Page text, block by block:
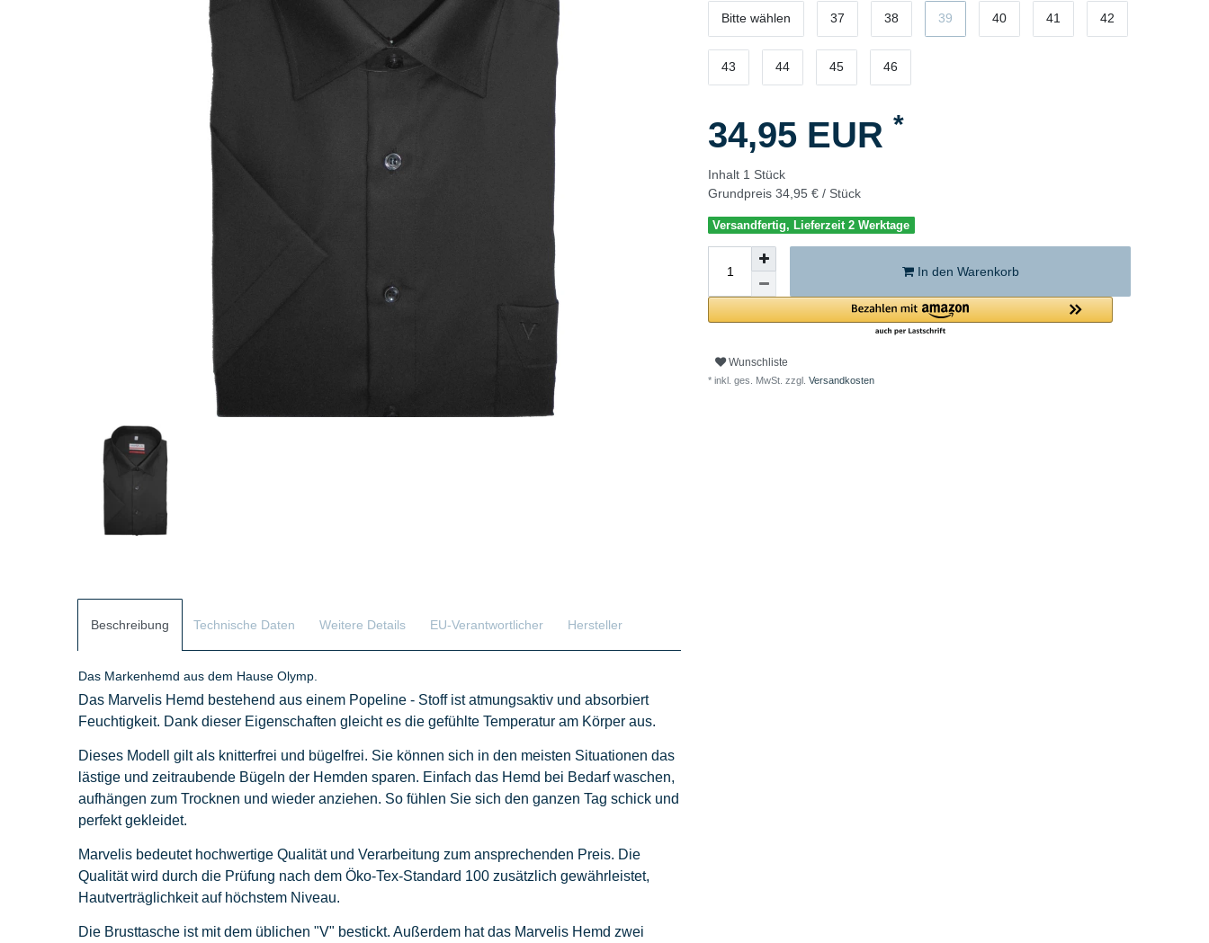
Bitte wählen 37 38 39 40 41 42
43 44 45 46
34,95 EUR *
Inhalt 1 Stück
Grundpreis 34,95 € / Stück
Versandfertig, Lieferzeit 2 Werktage
In den Warenkorb
Wunschliste
* inkl. ges. MwSt. zzgl. Versandkosten
Beschreibung Technische Daten Weitere Details EU-Verantwortlicher Hersteller
Das Markenhemd aus dem Hause Olymp.
Das Marvelis Hemd bestehend aus einem Popeline - Stoff ist atmungsaktiv und absorbiert
Feuchtigkeit. Dank dieser Eigenschaften gleicht es die gefühlte Temperatur am Körper aus.
Dieses Modell gilt als knitterfrei und bügelfrei. Sie können sich in den meisten Situationen das
lästige und zeitraubende Bügeln der Hemden sparen. Einfach das Hemd bei Bedarf waschen,
aufhängen zum Trocknen und wieder anziehen. So fühlen Sie sich den ganzen Tag schick und
perfekt gekleidet.
Marvelis bedeutet hochwertige Qualität und Verarbeitung zum ansprechenden Preis. Die
Qualität wird durch die Prüfung nach dem Öko-Tex-Standard 100 zusätzlich gewährleistet,
Hautverträglichkeit auf höchstem Niveau.
Die Brusttasche ist mit dem üblichen "V" bestickt. Außerdem hat das Marvelis Hemd zwei